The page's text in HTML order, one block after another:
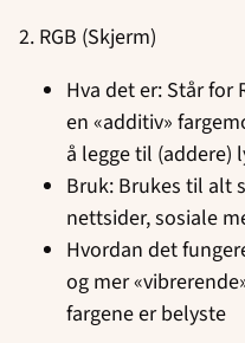
2. RGB (Skjerm)
Hva det er: Står for
en «additiv»
å legge til (addere)
Bruk: Brukes til alt
nettsider, sosiale
Hvordan det
og mer
fargene er belyste